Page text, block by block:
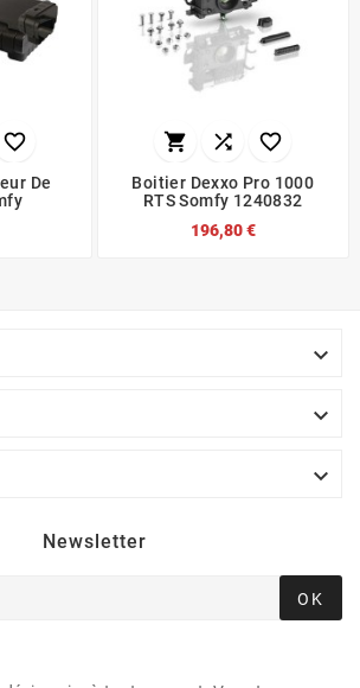

De
  
Boitier Dexxo Pro 1000
RTS Somfy 1240832
196,80 €



Newsletter
OK